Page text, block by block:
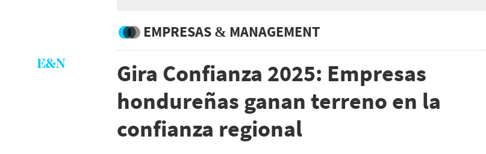
EMPRESAS & MANAGEMENT
Gira Confianza 2025: Empresas
hondureñas ganan terreno en la
confianza regional